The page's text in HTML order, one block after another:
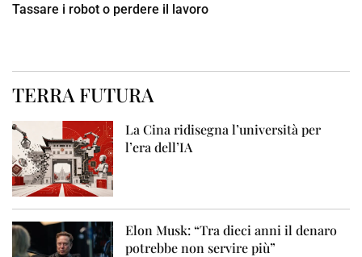
Tassare i robot o perdere il lavoro
TERRA FUTURA
La Cina ridisegna l’università per
l’era dell’IA
Elon Musk: “Tra dieci anni il denaro
potrebbe non servire più”